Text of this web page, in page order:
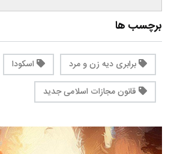
برچسب ها
برابری دیه زن و مرد
اسکودا
قانون مجازات اسلامی جدید